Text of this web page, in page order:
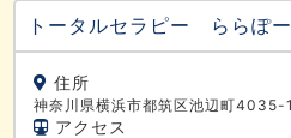
トータルセラピー ららぽ
住所
神奈川県横浜市都筑区池辺町4035-
アクセス